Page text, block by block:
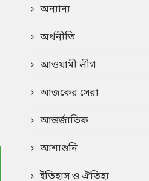
অন্যান্য
অর্থনীতি
আওয়ামী লীগ
আজকের সেরা
আন্তর্জাতিক
আশাশুনি
ইতিহাস ও ঐতিহ্য